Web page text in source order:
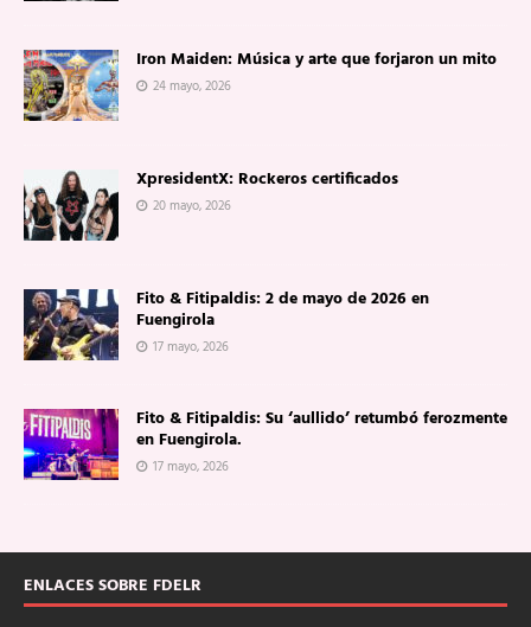
Iron Maiden: Música y arte que forjaron un mito
24 mayo, 2026
XpresidentX: Rockeros certificados
20 mayo, 2026
Fito & Fitipaldis: 2 de mayo de 2026 en
Fuengirola
17 mayo, 2026
Fito & Fitipaldis: Su ‘aullido’ retumbó ferozmente
en Fuengirola.
17 mayo, 2026
ENLACES SOBRE FDELR